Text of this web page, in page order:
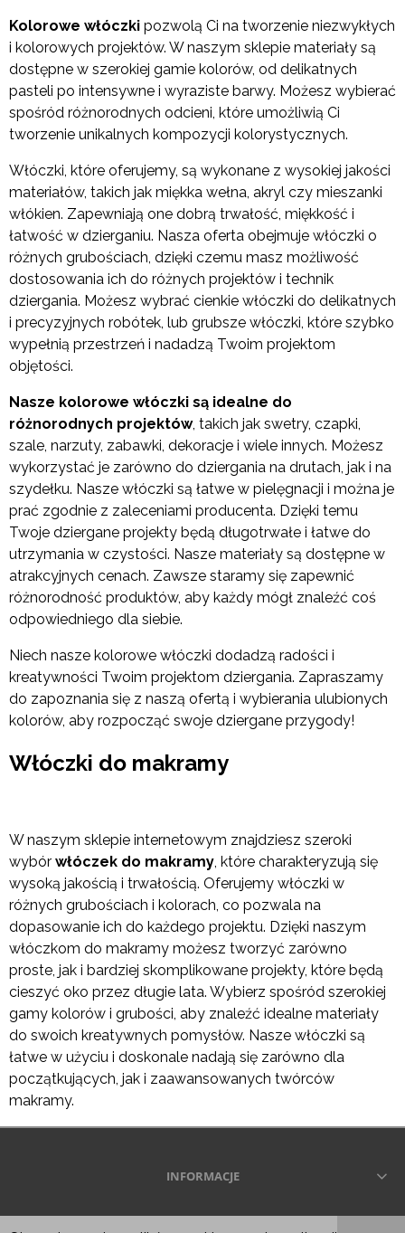
Kolorowe włóczki pozwolą Ci na tworzenie niezwykłych
i kolorowych projektów. W naszym sklepie materiały są
dostępne w szerokiej gamie kolorów, od delikatnych
pasteli po intensywne i wyraziste barwy. Możesz wybierać
spośród różnorodnych odcieni, które umożliwią Ci
tworzenie unikalnych kompozycji kolorystycznych.
Włóczki, które oferujemy, są wykonane z wysokiej jakości
materiałów, takich jak miękka wełna, akryl czy mieszanki
włókien. Zapewniają one dobrą trwałość, miękkość i
łatwość w dzierganiu. Nasza oferta obejmuje włóczki o
różnych grubościach, dzięki czemu masz możliwość
dostosowania ich do różnych projektów i technik
dziergania. Możesz wybrać cienkie włóczki do delikatnych
i precyzyjnych robótek, lub grubsze włóczki, które szybko
wypełnią przestrzeń i nadadzą Twoim projektom
objętości.
Nasze kolorowe włóczki są idealne do
różnorodnych projektów, takich jak swetry, czapki,
szale, narzuty, zabawki, dekoracje i wiele innych. Możesz
wykorzystać je zarówno do dziergania na drutach, jak i na
szydełku. Nasze włóczki są łatwe w pielęgnacji i można je
prać zgodnie z zaleceniami producenta. Dzięki temu
Twoje dziergane projekty będą długotrwałe i łatwe do
utrzymania w czystości. Nasze materiały są dostępne w
atrakcyjnych cenach. Zawsze staramy się zapewnić
różnorodność produktów, aby każdy mógł znaleźć coś
odpowiedniego dla siebie.
Niech nasze kolorowe włóczki dodadzą radości i
kreatywności Twoim projektom dziergania. Zapraszamy
do zapoznania się z naszą ofertą i wybierania ulubionych
kolorów, aby rozpocząć swoje dziergane przygody!
Włóczki do makramy
W naszym sklepie internetowym znajdziesz szeroki
wybór włóczek do makramy, które charakteryzują się
wysoką jakością i trwałością. Oferujemy włóczki w
różnych grubościach i kolorach, co pozwala na
dopasowanie ich do każdego projektu. Dzięki naszym
włóczkom do makramy możesz tworzyć zarówno
proste, jak i bardziej skomplikowane projekty, które będą
cieszyć oko przez długie lata. Wybierz spośród szerokiej
gamy kolorów i grubości, aby znaleźć idealne materiały
do swoich kreatywnych pomysłów. Nasze włóczki są
łatwe w użyciu i doskonale nadają się zarówno dla
początkujących, jak i zaawansowanych twórców
makramy.
INFORMACJE